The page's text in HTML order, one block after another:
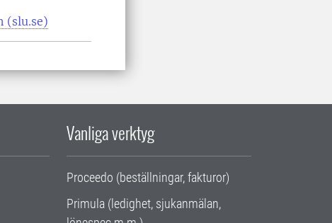
(slu.se)
Vanliga verktyg
Proceedo (beställningar, fakturor)
Primula (ledighet, sjukanmälan,